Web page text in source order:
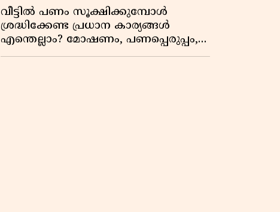
വീട്ടിൽ പണം സൂക്ഷിക്കുമ്പോൾ
ശ്രദ്ധിക്കേണ്ട പ്രധാന കാര്യങ്ങൾ
എന്തെല്ലാം? മോഷണം, പണപ്പെരുപ്പം,
സാമ്പത്തിക സുരക്ഷ